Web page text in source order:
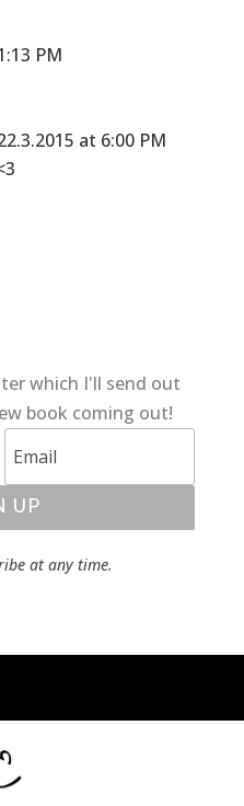
PM
at 6:00 PM
which I'll send out
book coming out!
UP
at any time.